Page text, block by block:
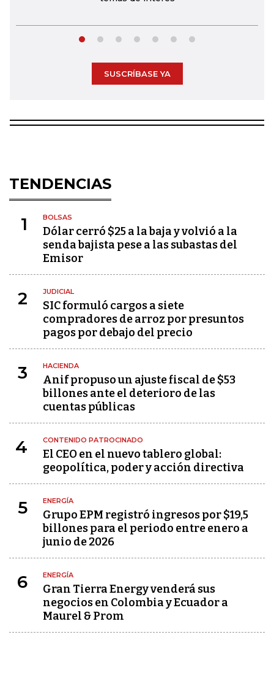
SUSCRÍBASE YA
TENDENCIAS
1 BOLSAS
Dólar cerró $25 a la baja y volvió a la
senda bajista pese a las subastas del
Emisor
2 JUDICIAL
SIC formuló cargos a siete
compradores de arroz por presuntos
pagos por debajo del precio
3 HACIENDA
Anif propuso un ajuste fiscal de $53
billones ante el deterioro de las
cuentas públicas
4 CONTENIDO PATROCINADO
El CEO en el nuevo tablero global:
geopolítica, poder y acción directiva
5 ENERGÍA
Grupo EPM registró ingresos por $19,5
billones para el periodo entre enero a
junio de 2026
6 ENERGÍA
Gran Tierra Energy venderá sus
negocios en Colombia y Ecuador a
Maurel & Prom